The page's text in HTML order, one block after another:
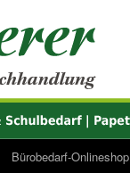
Bürobedarf-Onlineshop